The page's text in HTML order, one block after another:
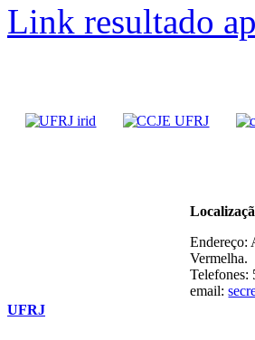
Link resultado
Endereço:
Vermelha.
Telefones:
email:
UFRJ